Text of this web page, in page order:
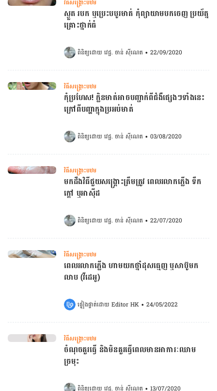
វិធីសង្គ្រោះបឋម
ស្ងួត របក ឬប្រេះបបូរមាត់ កុំព្យាយាមបកចេញ ប្រយ័ត្ន
គ្រោះថ្នាក់ធំ
ពិនិត្យដោយ វេជ្ជ. ចាន់ ស៊ីណេត • 22/09/2020
វិធីសង្គ្រោះបឋម
កុំប្រហែស! ក្លិនមាត់អាចបញ្ជាក់ពីជំងឺផ្សេងៗទាំងនេះ
ក្រៅពីបញ្ហាក្នុងប្រអប់មាត់
ពិនិត្យដោយ វេជ្ជ. ចាន់ ស៊ីណេត • 03/08/2020
វិធីសង្គ្រោះបឋម
មកដឹងវិធីជួយសង្គ្រោះត្រឹមត្រូវ ពេលរលាកភ្លើង ទឹក
ក្តៅ ឬអាស៊ីដ
ពិនិត្យដោយ វេជ្ជ. ចាន់ ស៊ីណេត • 22/07/2020
វិធីសង្គ្រោះបឋម
ពេលរលាកភ្លើង ហាមយកថ្នាំដុសធ្មេញ ឬសាប៊ូមក​
លាប (វីដេអូ)
ផ្ទៀងផ្ទាត់ដោយ Editor HK • 24/05/2022
វិធីសង្គ្រោះបឋម
ចំណុចគួរធ្វើ និង​មិនគួរធ្វើ​ពេល​មាន​អាការៈឈាម
ច្រមុះ
ពិនិត្យដោយ វេជ្ជ. ចាន់ ស៊ីណេត • 13/07/2020